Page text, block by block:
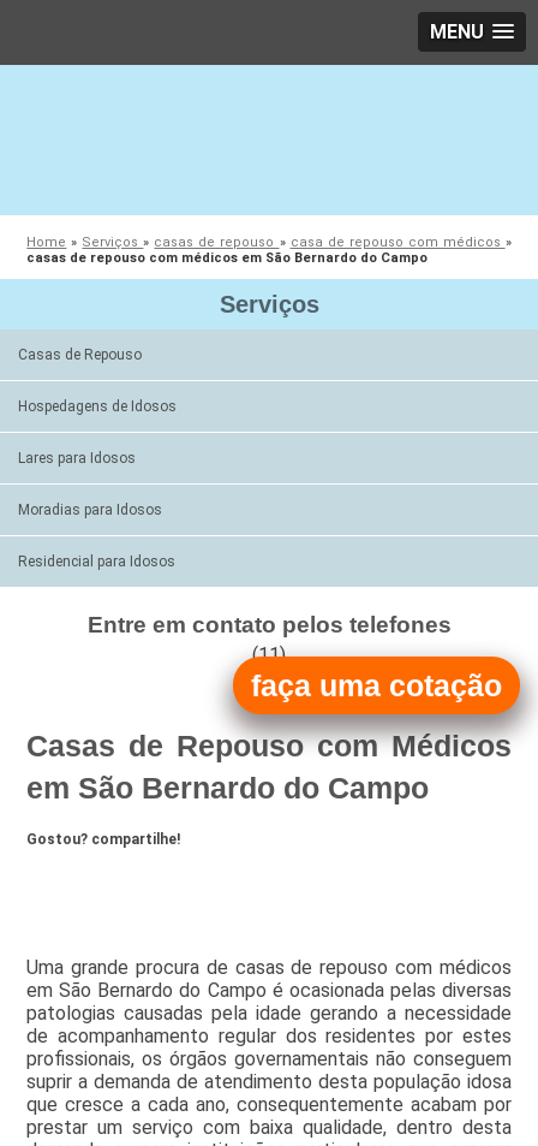
MENU
Home » Serviços» casas de repouso » casa de repouso com médicos »
casas de repouso com médicos em São Bernardo do Campo
Serviços
Casas de Repouso
Hospedagens de Idosos
Lares para Idosos
Moradias para Idosos
Residencial para Idosos
Entre em contato pelos telefones
(11)
(11)
Casas de Repouso com Médicos
em São Bernardo do Campo
Gostou? compartilhe!
Uma grande procura de casas de repouso com médicos
em São Bernardo do Campo é ocasionada pelas diversas
patologias causadas pela idade gerando a necessidade
de acompanhamento regular dos residentes por estes
profissionais, os órgãos governamentais não conseguem
suprir a demanda de atendimento desta população idosa
que cresce a cada ano, consequentemente acabam por
prestar um serviço com baixa qualidade, dentro desta
faça uma cotação